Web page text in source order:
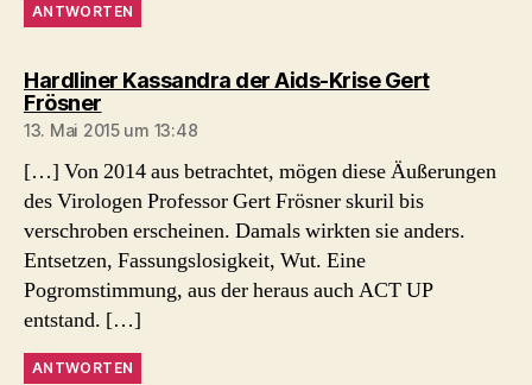
ANTWORTEN
Hardliner Kassandra der Aids-Krise Gert
Frösnersagt:
13. Mai 2015 um 13:48
[…] Von 2014 aus betrachtet, mögen diese Äußerungen
des Virologen Professor Gert Frösner skuril bis
verschroben erscheinen. Damals wirkten sie anders.
Entsetzen, Fassungslosigkeit, Wut. Eine
Pogromstimmung, aus der heraus auch ACT UP
entstand. […]
ANTWORTEN